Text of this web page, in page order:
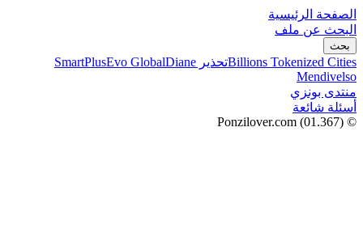
الصفحة الرئيسية
البحث عن ملف
بحث
Billions Tokenized Citiesتحذير SmartPlus Evo GlobalDiane
Mendivelso
منتدى بونزي
أسئلة شائعة
© Ponzilover.com
(01.367)